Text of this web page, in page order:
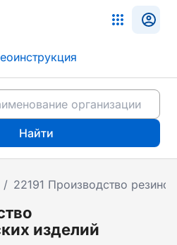
Найти
/ 22191 Производство
изделий